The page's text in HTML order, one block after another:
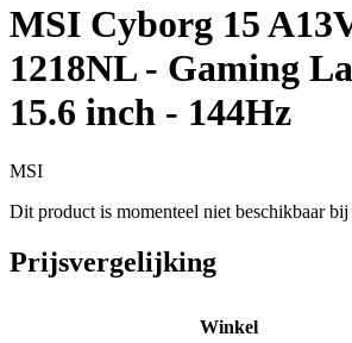
MSI Cyborg 15
1218NL - Gaming
15.6 inch - 144Hz
MSI
Dit product is momenteel niet beschikbaar bij
Prijsvergelijking
Winkel